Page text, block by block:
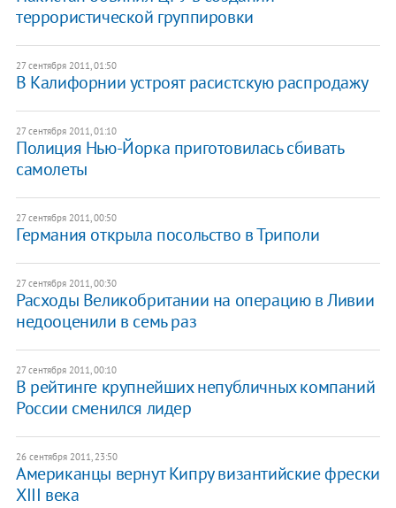
террористической группировки
27 сентября 2011, 01:50
В Калифорнии устроят расистскую распродажу
27 сентября 2011, 01:10
Полиция Нью-Йорка приготовилась сбивать
самолеты
27 сентября 2011, 00:50
Германия открыла посольство в Триполи
27 сентября 2011, 00:30
Расходы Великобритании на операцию в Ливии
недооценили в семь раз
27 сентября 2011, 00:10
В рейтинге крупнейших непубличных компаний
России сменился лидер
26 сентября 2011, 23:50
Американцы вернут Кипру византийские фрески
XIII века